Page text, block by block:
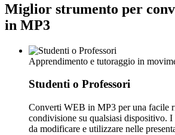
Miglior strumento per
in MP3
Apprendimento e tutoraggio in
Studenti o Professori
Converti WEB in MP3 per una facile
condivisione su qualsiasi dispositivo.
da modificare e utilizzare nelle